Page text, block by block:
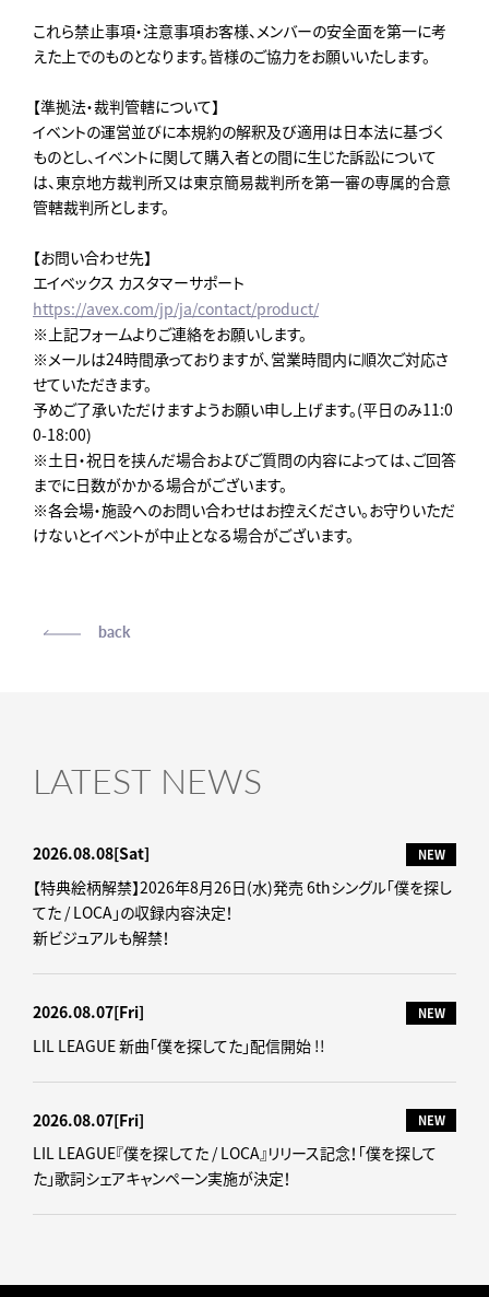
これら禁止事項・注意事項お客様、メンバーの安全面を第一に考
えた上でのものとなります。皆様のご協力をお願いいたします。
【準拠法・裁判管轄について】
イベントの運営並びに本規約の解釈及び適用は日本法に基づく
ものとし、イベントに関して購入者との間に生じた訴訟について
は、東京地方裁判所又は東京簡易裁判所を第一審の専属的合意
管轄裁判所とします。
【お問い合わせ先】
エイベックス カスタマーサポート
https://avex.com/jp/ja/contact/product/
※上記フォームよりご連絡をお願いします。
※メールは24時間承っておりますが、営業時間内に順次ご対応さ
せていただきます。
予めご了承いただけますようお願い申し上げます。(平日のみ11:0
0-18:00)
※土日・祝日を挟んだ場合およびご質問の内容によっては、ご回答
までに日数がかかる場合がございます。
※各会場・施設へのお問い合わせはお控えください。お守りいただ
けないとイベントが中止となる場合がございます。
back
LATEST NEWS
2026.08.08[Sat] NEW
【特典絵柄解禁】2026年8月26日(水)発売 6thシングル「僕を探し
てた / LOCA」の収録内容決定！
新ビジュアルも解禁！
2026.08.07[Fri] NEW
LIL LEAGUE 新曲「僕を探してた」配信開始 !!
2026.08.07[Fri] NEW
LIL LEAGUE『僕を探してた / LOCA』リリース記念！「僕を探して
た」歌詞シェアキャンペーン実施が決定！